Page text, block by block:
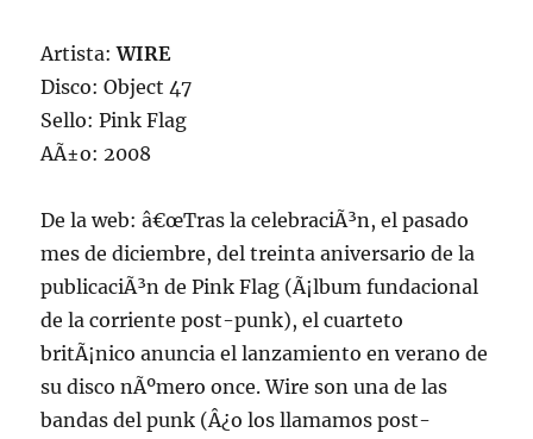
Artista:WIRE
Disco: Object 47
Sello: Pink Flag
AÃ±o: 2008
De la web: â€œTras la celebraciÃ³n, el pasado
mes de diciembre, del treinta aniversario de la
publicaciÃ³n de Pink Flag (Ã¡lbum fundacional
de la corriente post-punk), el cuarteto
britÃ¡nico anuncia el lanzamiento en verano de
su disco nÃºmero once. Wire son una de las
bandas del punk (Â¿o los llamamos post-